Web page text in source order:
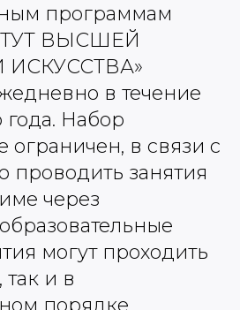
программам
ВЫСШЕЙ
в течение
года. Набор
ограничен, в связи с
проводить занятия
через
могут проходить
так и в
порядке.